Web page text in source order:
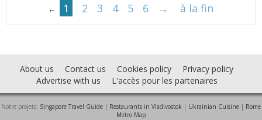
← 1 2 3 4 5 6 → à la fin
About us Contact us Cookies policy
Privacy policy
Advertise with us
L'accès pour les partenaires
Notre projets: Singapore Travel Guide | Restaurants in Vladivostok | Ukrainian Cuisine | Rome
Metro Map